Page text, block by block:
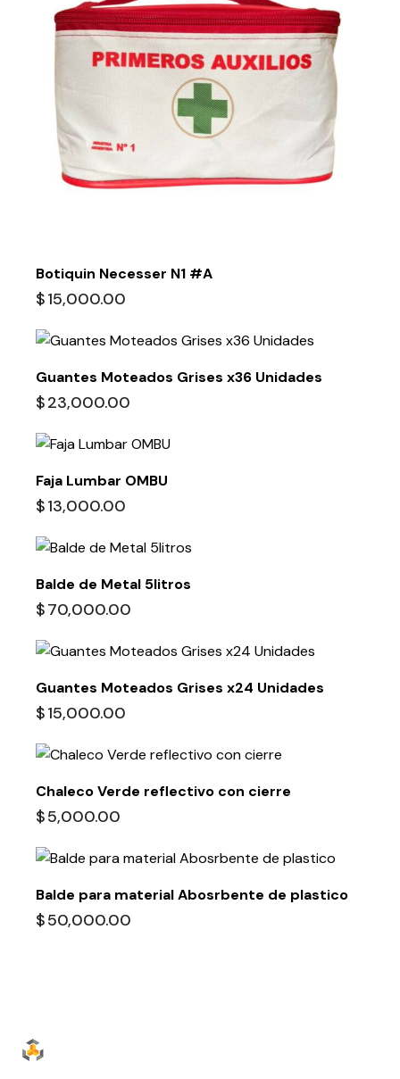
Botiquin Necesser N1 #A
$15,000.00
Guantes Moteados Grises x36 Unidades
$23,000.00
Faja Lumbar OMBU
$13,000.00
Balde de Metal 5litros
$70,000.00
Guantes Moteados Grises x24 Unidades
$15,000.00
Chaleco Verde reflectivo con cierre
$5,000.00
Balde para material Abosrbente de plastico
$50,000.00